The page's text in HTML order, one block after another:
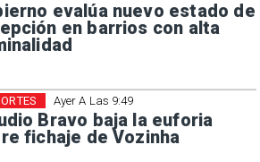
evalúa nuevo estado de
en barrios con alta
Ayer A Las 9:49
Bravo baja la euforia
fichaje de Vozinha